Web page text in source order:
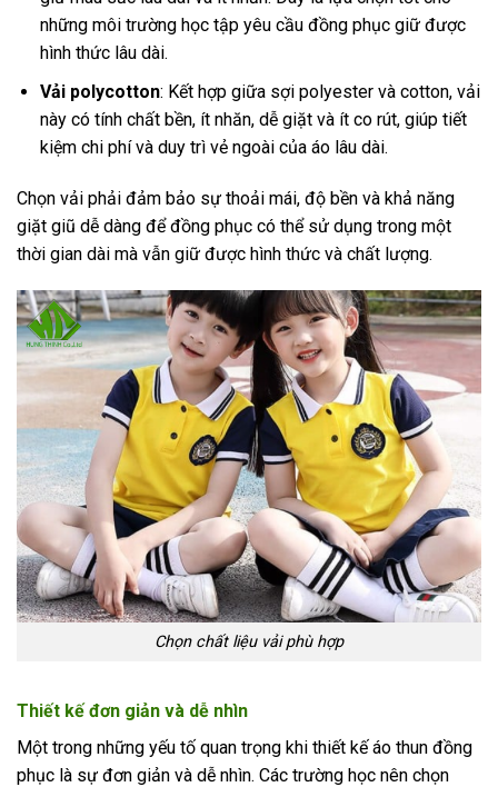
những môi trường học tập yêu cầu đồng phục giữ được
hình thức lâu dài.
Vải polycotton: Kết hợp giữa sợi polyester và cotton, vải
này có tính chất bền, ít nhăn, dễ giặt và ít co rút, giúp tiết
kiệm chi phí và duy trì vẻ ngoài của áo lâu dài.
Chọn vải phải đảm bảo sự thoải mái, độ bền và khả năng
giặt giũ dễ dàng để đồng phục có thể sử dụng trong một
thời gian dài mà vẫn giữ được hình thức và chất lượng.
Chọn chất liệu vải phù hợp
Thiết kế đơn giản và dễ nhìn
Một trong những yếu tố quan trọng khi thiết kế áo thun đồng
phục là sự đơn giản và dễ nhìn. Các trường học nên chọn